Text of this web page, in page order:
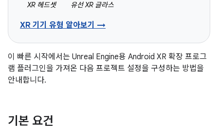
XR 헤드셋 유선 XR 글라스
XR 기기 유형 알아보기 →
이 빠른 시작에서는 Unreal Engine용 Android XR 확장 프로그
램 플러그인을 가져온 다음 프로젝트 설정을 구성하는 방법을
안내합니다.
기본 요건